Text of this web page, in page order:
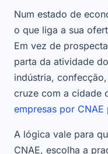
Num estado de
o que liga a sua
Em vez de
parta da atividade
indústria,
cruze com a cidade
empresas por CNAE
A lógica vale para
CNAE, escolha a